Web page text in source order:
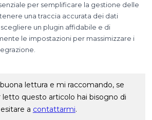
per semplificare la gestione delle
una traccia accurata dei dati
un plugin affidabile e di
le impostazioni per massimizzare i
lettura e mi raccomando, se
letto questo articolo hai bisogno di
a contattarmi.